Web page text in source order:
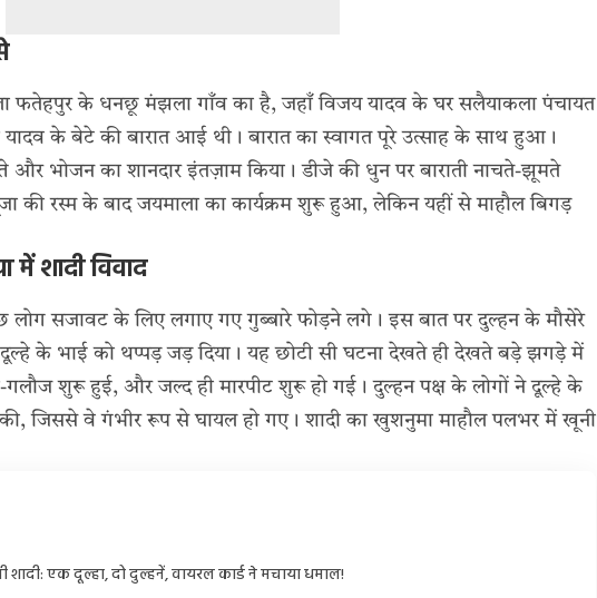
फतेहपुर के धनछू मंझला गाँव का है, जहाँ विजय यादव के घर सलैयाकला पंचायत
यादव के बेटे की बारात आई थी। बारात का स्वागत पूरे उत्साह के साथ हुआ।
और भोजन का शानदार इंतज़ाम किया। डीजे की धुन पर बाराती नाचते-झूमते
की रस्म के बाद जयमाला का कार्यक्रम शुरू हुआ, लेकिन यहीं से माहौल बिगड़
शादी विवाद
लोग सजावट के लिए लगाए गए गुब्बारे फोड़ने लगे। इस बात पर दुल्हन के मौसेरे
के भाई को थप्पड़ जड़ दिया। यह छोटी सी घटना देखते ही देखते बड़े झगड़े में
गलौज शुरू हुई, और जल्द ही मारपीट शुरू हो गई। दुल्हन पक्ष के लोगों ने दूल्हे के
जिससे वे गंभीर रूप से घायल हो गए। शादी का खुशनुमा माहौल पलभर में खूनी
शादी: एक दूल्हा, दो दुल्हनें, वायरल कार्ड ने मचाया धमाल!